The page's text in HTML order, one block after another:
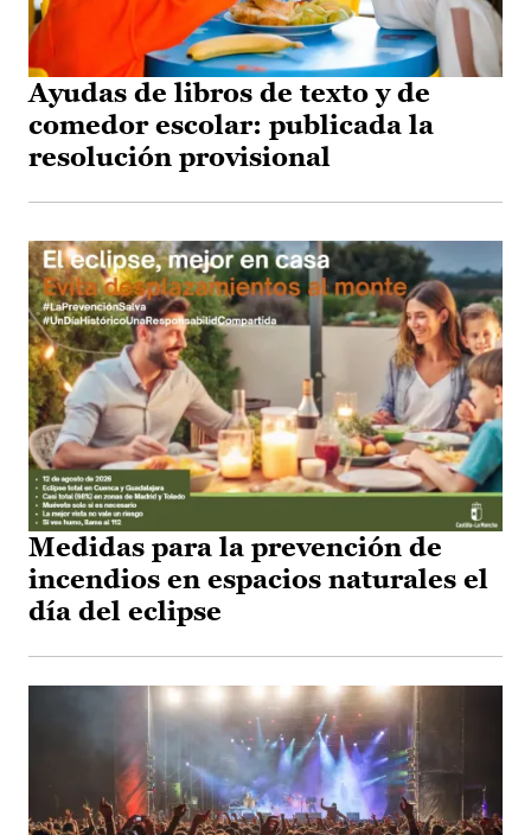
Ayudas de libros de texto y de
comedor escolar: publicada la
resolución provisional
Medidas para la prevención de
incendios en espacios naturales el
día del eclipse